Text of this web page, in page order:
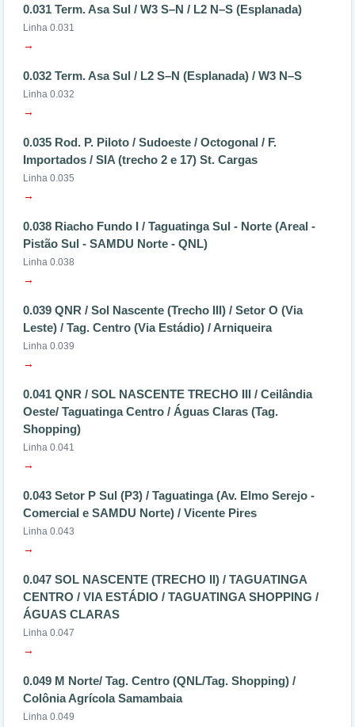
0.031 Term. Asa Sul / W3 S–N / L2 N–S (Esplanada)
Linha 0.031
→
0.032 Term. Asa Sul / L2 S–N (Esplanada) / W3 N–S
Linha 0.032
→
0.035 Rod. P. Piloto / Sudoeste / Octogonal / F.
Importados / SIA (trecho 2 e 17) St. Cargas
Linha 0.035
→
0.038 Riacho Fundo I / Taguatinga Sul - Norte (Areal -
Pistão Sul - SAMDU Norte - QNL)
Linha 0.038
→
0.039 QNR / Sol Nascente (Trecho III) / Setor O (Via
Leste) / Tag. Centro (Via Estádio) / Arniqueira
Linha 0.039
→
0.041 QNR / SOL NASCENTE TRECHO III / Ceilândia
Oeste/ Taguatinga Centro / Águas Claras (Tag.
Shopping)
Linha 0.041
→
0.043 Setor P Sul (P3) / Taguatinga (Av. Elmo Serejo -
Comercial e SAMDU Norte) / Vicente Pires
Linha 0.043
→
0.047 SOL NASCENTE (TRECHO II) / TAGUATINGA
CENTRO / VIA ESTÁDIO / TAGUATINGA SHOPPING /
ÁGUAS CLARAS
Linha 0.047
→
0.049 M Norte/ Tag. Centro (QNL/Tag. Shopping) /
Colônia Agrícola Samambaia
Linha 0.049